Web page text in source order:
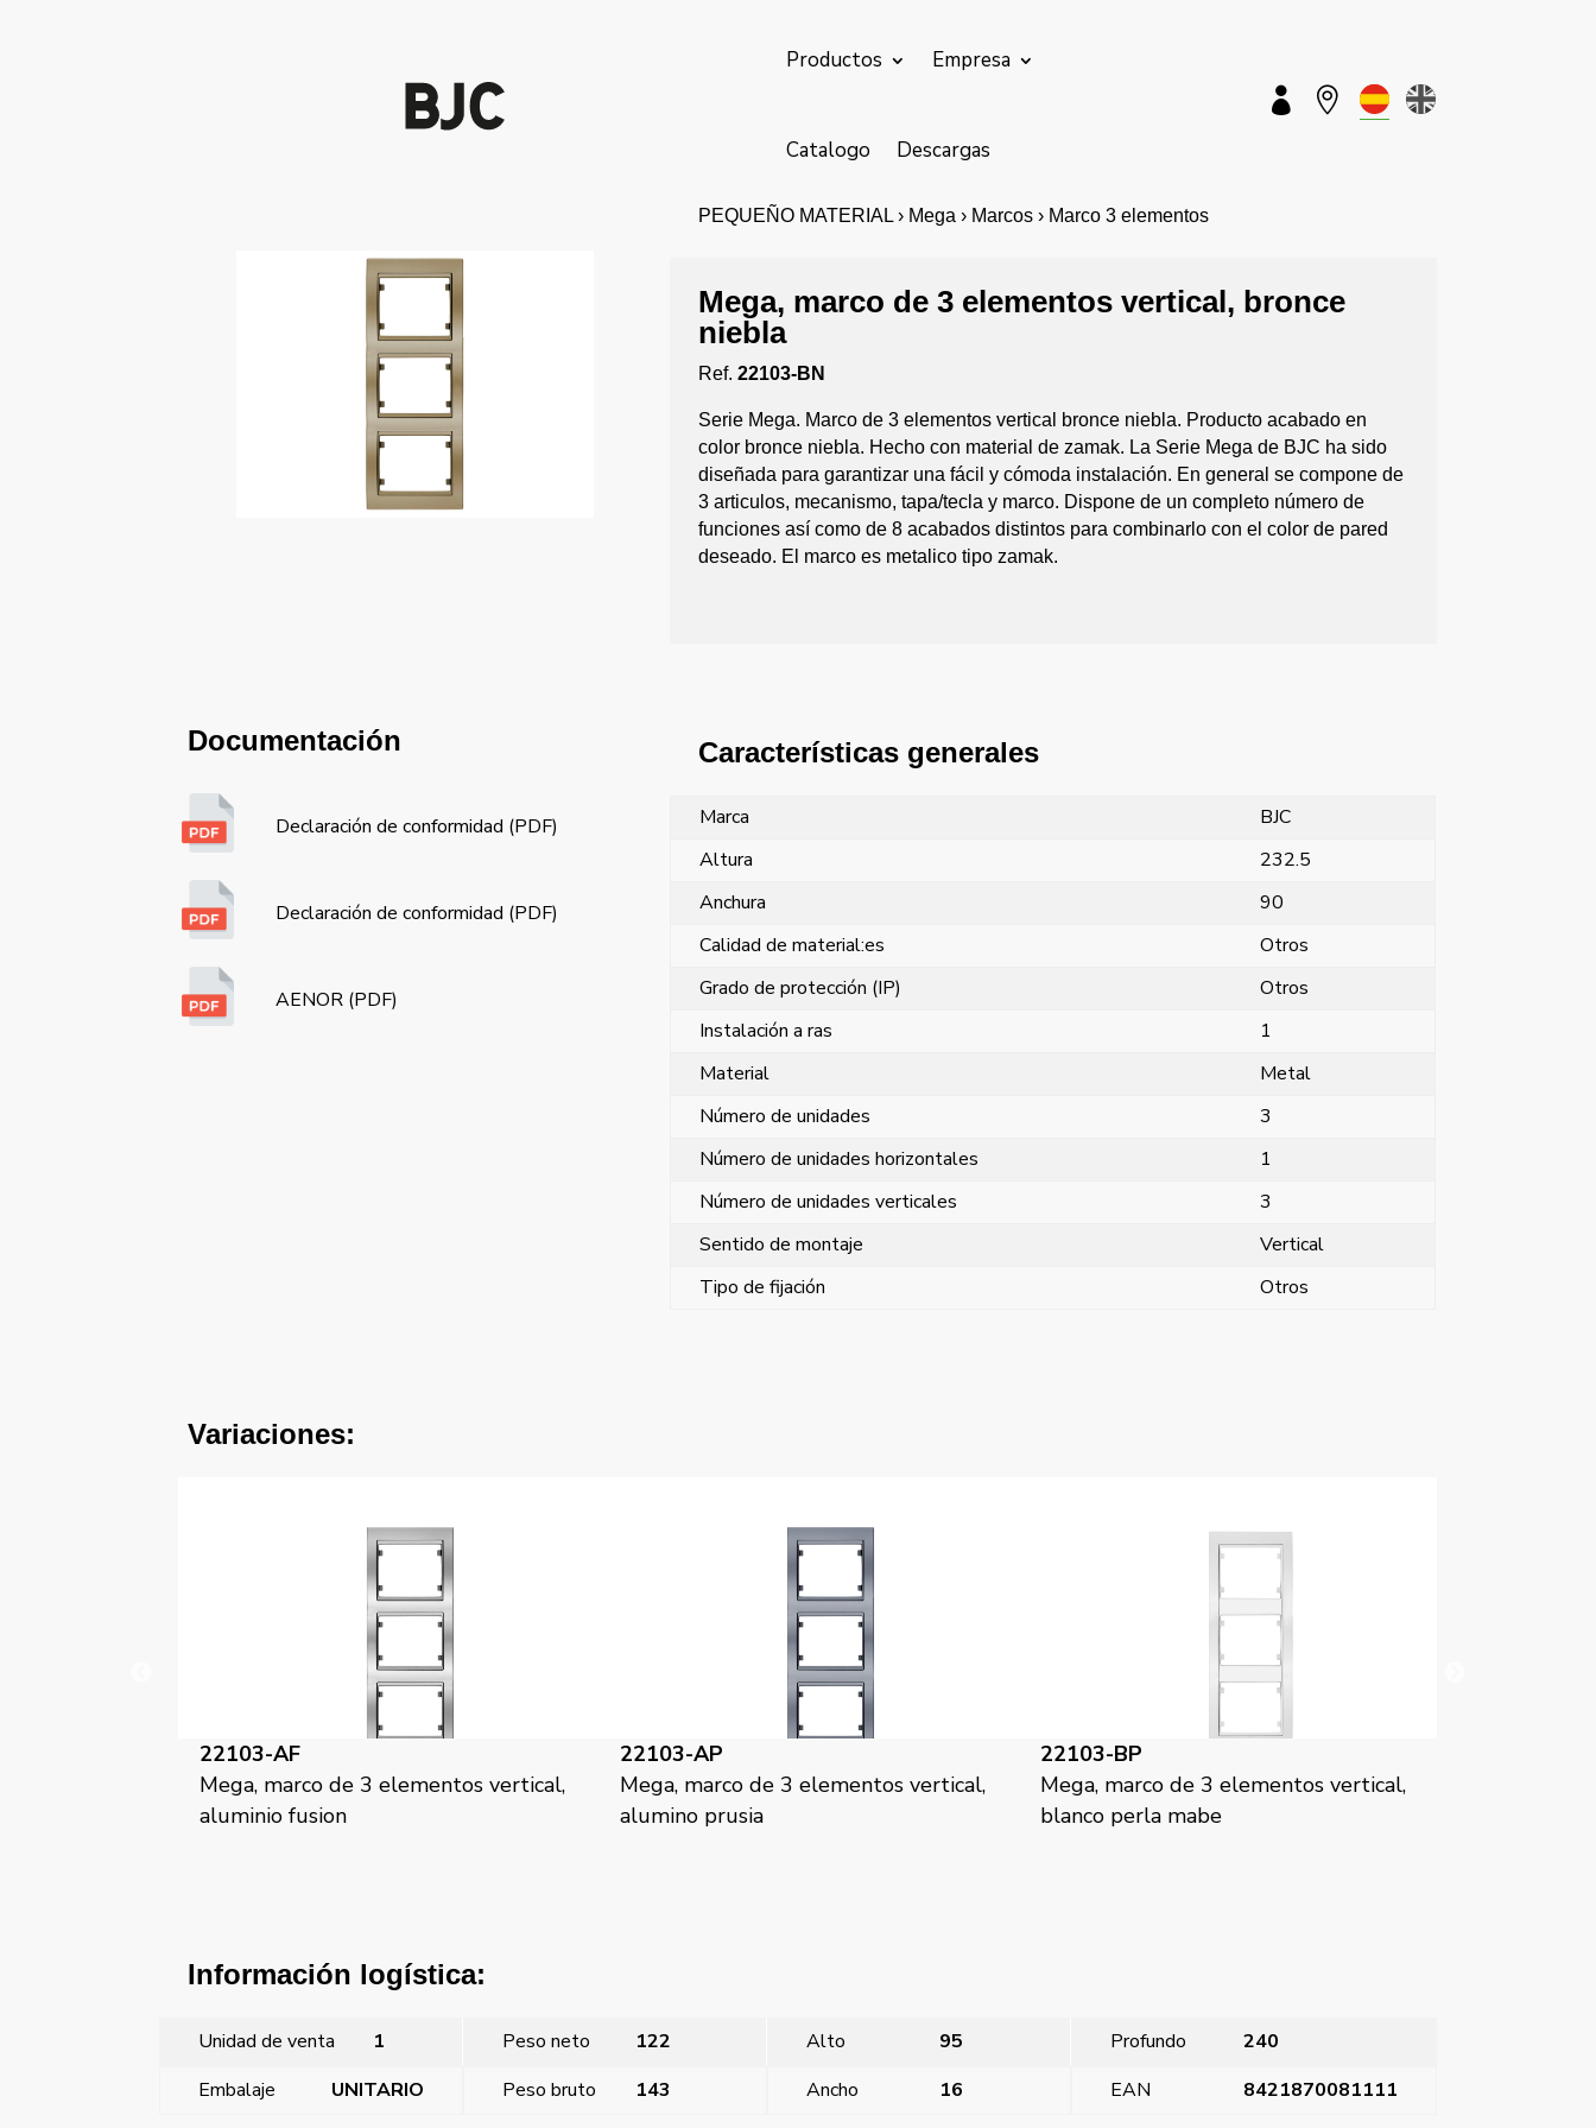
Productos Empresa
Catalogo Descargas
 
PEQUEÑO MATERIAL › Mega › Marcos › Marco 3 elementos
Mega, marco de 3 elementos vertical, bronce
niebla
Ref.22103-BN
Serie Mega. Marco de 3 elementos vertical bronce niebla. Producto acabado en
color bronce niebla. Hecho con material de zamak. La Serie Mega de BJC ha sido
diseñada para garantizar una fácil y cómoda instalación. En general se compone de
3 articulos, mecanismo, tapa/tecla y marco. Dispone de un completo número de
funciones así como de 8 acabados distintos para combinarlo con el color de pared
deseado. El marco es metalico tipo zamak.
Documentación
Declaración de conformidad (PDF)
Declaración de conformidad (PDF)
AENOR (PDF)
Características generales
Marca
BJC
Altura
232.5
Anchura
90
Calidad de material:es
Otros
Grado de protección (IP)
Otros
Instalación a ras
1
Material
Metal
Número de unidades
3
Número de unidades horizontales
1
Número de unidades verticales
3
Sentido de montaje
Vertical
Tipo de fijación
Otros
Variaciones:
marco de 3 elementos vertical,
Mega, marco de 3 elementos vertical,
Mega, marco de 3 elementos vertical,
Mega, marco de 3 elementos vertical,
blanco satin
Información logística:
Unidad de venta 1 Peso neto 122 Alto 95 Profundo
240
Embalaje
UNITARIO Peso bruto 143 Ancho 16 EAN 8421870081111